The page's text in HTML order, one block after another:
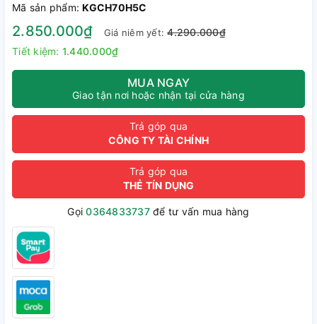
Mã sản phẩm:KGCH70H5C
2.850.000₫ Giá niêm yết:4.290.000₫
Tiết kiệm: 1.440.000₫
MUA NGAY
Giao tận nơi hoặc nhận tại cửa hàng
Trả góp qua
CÔNG TY TÀI CHÍNH
Trả góp qua
THẺ TÍN DỤNG
Gọi0364833737để tư vấn mua hàng